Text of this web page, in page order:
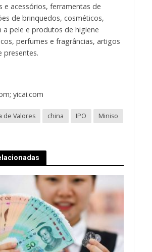
e acessórios, ferramentas de
de brinquedos, cosméticos,
a pele e produtos de higiene
perfumes e fragrâncias, artigos
presentes.
yicai.com
de Valores china IPO
Miniso